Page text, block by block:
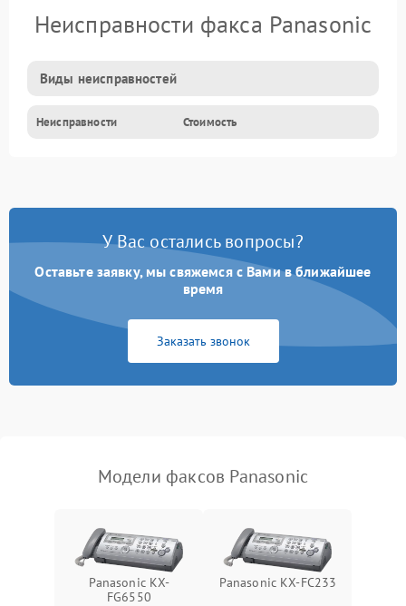
Неисправности факса Panasonic
Виды неисправностей
Неисправности Стоимость
У Вас остались вопросы?
Оставьте заявку, мы свяжемся с Вами в ближайшее
время
Заказать звонок
Модели факсов Panasonic
Panasonic KX-
FG6550
Panasonic KX-FC233